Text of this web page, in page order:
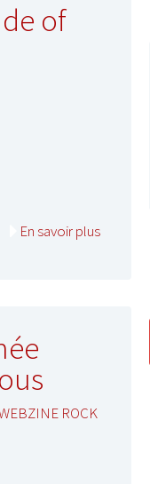
of
En savoir plus
ROCK